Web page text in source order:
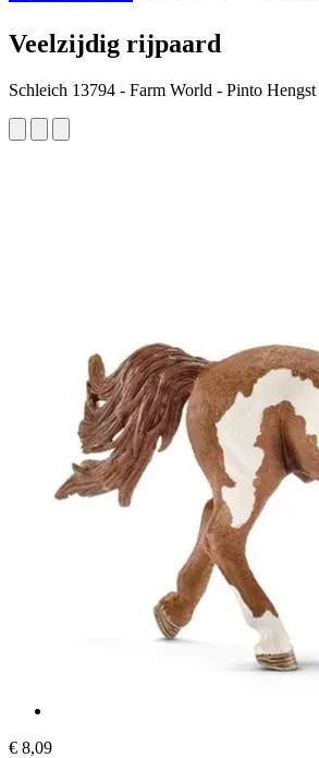
Veelzijdig rijpaard
Schleich 13794 - Farm World - Pinto Hengst
€ 8,09